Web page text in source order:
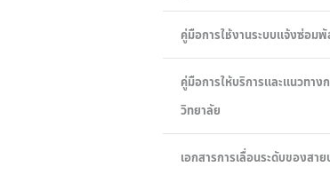
คู่มือการใช้งานระบบแจ้งซ่อ
คู่มือการให้บริการและแนวทา
วิทยาลัย
เอกสารการเลื่อนระดับของสา